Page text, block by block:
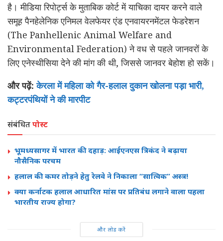
है। मीडिया रिपोर्ट्स के मुताबिक कोर्ट में याचिका दायर करने वाले
समूह पैनहेलेनिक एनिमल वेलफेयर एंड एनवायरनमेंटल फेडरेशन
(The Panhellenic Animal Welfare and
Environmental Federation) ने वध से पहले जानवरों के
लिए एनेस्थीसिया देने की मांग की थी, जिससे जानवर बेहोश हो सकें।
और पढ़ें:केरला में महिला को गैर-हलाल दुकान खोलना पड़ा भारी,
कट्टरपंथियों ने की मारपीट
संबंधितपोस्ट
भूमध्यसागर में भारत की दहाड़: आईएनएस त्रिकंद ने बढ़ाया
नौसैनिक परचम
हलाल की कमर तोड़ने हेतु रेलवे ने निकाला “सात्विक” अस्त्र!
क्या कर्नाटक हलाल आधारित मांस पर प्रतिबंध लगाने वाला पहला
भारतीय राज्य होगा?
और लोड करें